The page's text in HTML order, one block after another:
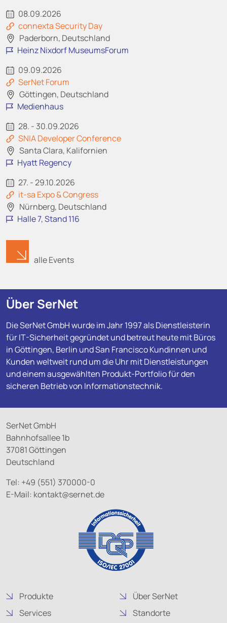
08.09.2026
connexta Security Day
Paderborn, Deutschland
Heinz Nixdorf MuseumsForum
09.09.2026
SerNet Forum
Göttingen, Deutschland
Medienhaus
28. - 30.09.2026
SNIA Developer Conference
Santa Clara, Kalifornien
Hyatt Regency
27. - 29.10.2026
it-sa Expo & Congress
Nürnberg, Deutschland
Halle 7, Stand 116
alle Events
Über SerNet
Die SerNet GmbH wurde im Jahr 1997 als Dienstleisterin
für IT-Sicherheit gegründet und betreut heute mit Büros
in Göttingen, Berlin und San Francisco Kundinnen und
Kunden weltweit rund um die Uhr mit Dienstleistungen
und einem ausgewählten Produkt-Portfolio für den
sicheren Betrieb von Informationstechnik.
SerNet GmbH
Bahnhofsallee 1b
37081 Göttingen
Deutschland
Tel: +49 (551) 370000-0
E-Mail: kontakt@sernet.de
Produkte
Services
Über SerNet
Standorte